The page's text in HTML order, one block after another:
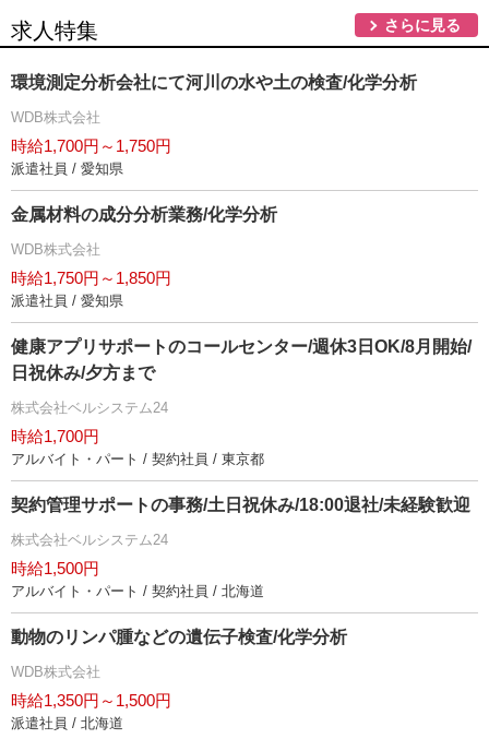
求人特集 さらに見る
環境測定分析会社にて河川の水や土の検査/化学分析
WDB株式会社
時給1,700円～1,750円
派遣社員 / 愛知県
金属材料の成分分析業務/化学分析
WDB株式会社
時給1,750円～1,850円
派遣社員 / 愛知県
健康アプリサポートのコールセンター/週休3日OK/8月開始/
日祝休み/夕方まで
株式会社ベルシステム24
時給1,700円
アルバイト・パート / 契約社員 / 東京都
契約管理サポートの事務/土日祝休み/18:00退社/未経験歓迎
株式会社ベルシステム24
時給1,500円
アルバイト・パート / 契約社員 / 北海道
動物のリンパ腫などの遺伝子検査/化学分析
WDB株式会社
時給1,350円～1,500円
派遣社員 / 北海道